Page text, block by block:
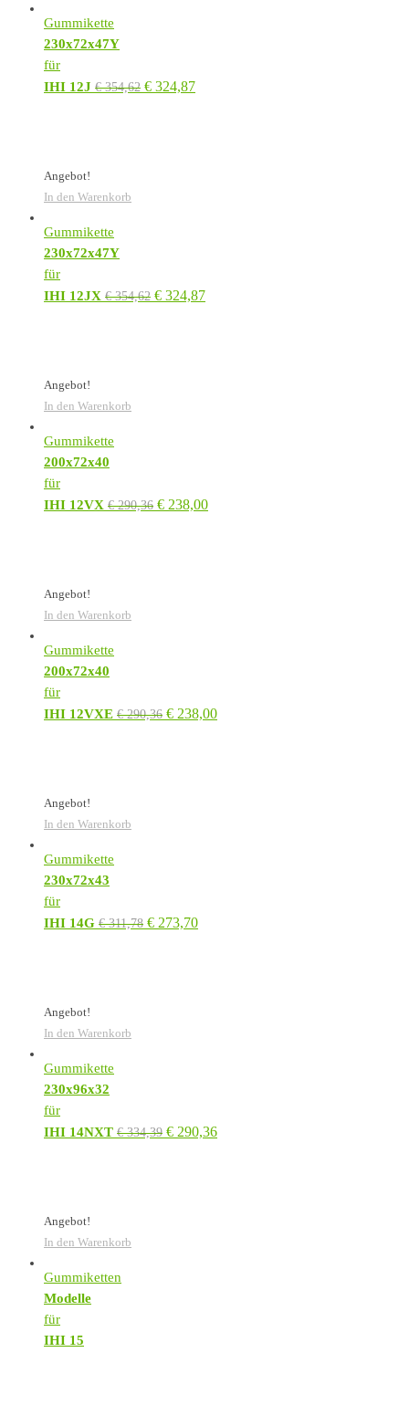
Gummikette
230x72x47Y
für
IHI 12J €354,62 € 324,87
Angebot!
In den Warenkorb
Gummikette
230x72x47Y
für
IHI 12JX €354,62 € 324,87
Angebot!
In den Warenkorb
Gummikette
200x72x40
für
IHI 12VX €290,36 € 238,00
Angebot!
In den Warenkorb
Gummikette
200x72x40
für
IHI 12VXE €290,36 € 238,00
Angebot!
In den Warenkorb
Gummikette
230x72x43
für
IHI 14G €311,78 € 273,70
Angebot!
In den Warenkorb
Gummikette
230x96x32
für
IHI 14NXT €334,39 € 290,36
Angebot!
In den Warenkorb
Gummiketten
Modelle
für
IHI 15